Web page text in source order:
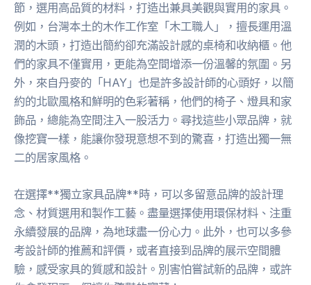
節，選用高品質的材料，打造出兼具美觀與實用的家具。
例如，台灣本土的木作工作室「木工職人」，擅長運用溫
潤的木頭，打造出簡約卻充滿設計感的桌椅和收納櫃。他
們的家具不僅實用，更能為空間增添一份溫馨的氛圍。另
外，來自丹麥的「HAY」也是許多設計師的心頭好，以簡
約的北歐風格和鮮明的色彩著稱，他們的椅子、燈具和家
飾品，總能為空間注入一股活力。尋找這些小眾品牌，就
像挖寶一樣，能讓你發現意想不到的驚喜，打造出獨一無
二的居家風格。
在選擇**獨立家具品牌**時，可以多留意品牌的設計理
念、材質選用和製作工藝。盡量選擇使用環保材料、注重
永續發展的品牌，為地球盡一份心力。此外，也可以多參
考設計師的推薦和評價，或者直接到品牌的展示空間體
驗，感受家具的質感和設計。別害怕嘗試新的品牌，或許